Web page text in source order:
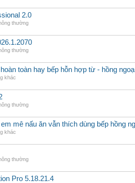
2.0
thường
thường
toàn hay bếp hỗn hợp từ - hồng
khác
thường
mê nấu ăn vẫn thích dùng bếp hồng
khác
thường
Pro 5.18.21.4